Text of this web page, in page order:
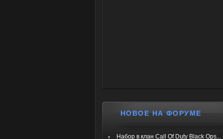
НОВОЕ НА ФОРУМЕ
Набор в клан Call Of Duty Black Ops...